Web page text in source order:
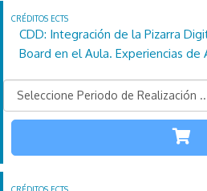
Más
CDD: Integración de la Pizarra
Board en el Aula. Experiencias de
110 4